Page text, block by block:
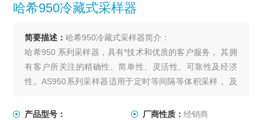
哈希950冷藏式采样器
简要描述： 哈希950冷藏式采样器简介：
哈希950 系列采样器，具有*技术和优质的客户服务， 其拥
有客户所关注的精确性、简单性、灵活性、可靠性及经济
性。AS950系列采样器适用于定时等间隔等体积采样， 及
水合流的下水道的溢流， 监测暴雨排水口，进行生物监
产品型号： 厂商性质： 经销商